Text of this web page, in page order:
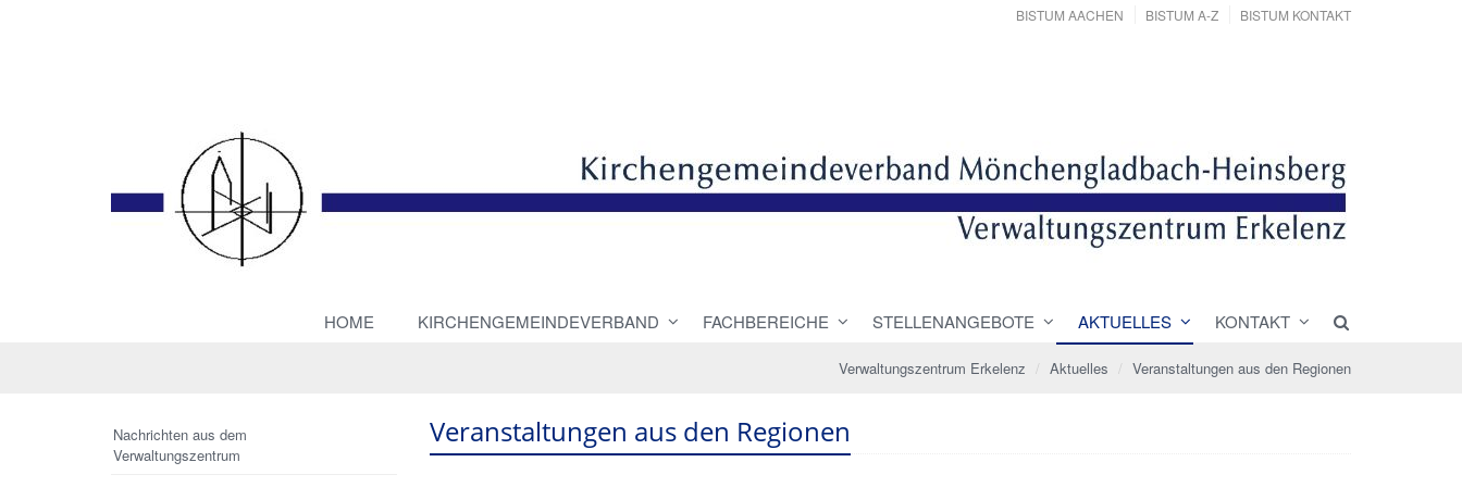
BISTUM AACHEN BISTUM A-Z BISTUM KONTAKT
HOME KIRCHENGEMEINDEVERBAND FACHBEREICHE STELLENANGEBOTE AKTUELLES KONTAKT
Verwaltungszentrum Erkelenz Aktuelles Veranstaltungen aus den Regionen
Veranstaltungen aus den Regionen
Nachrichten aus dem
Verwaltungszentrum